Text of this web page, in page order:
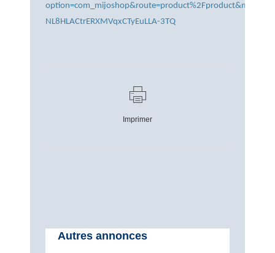
NL8HLACtrERXMVqxCTyEuLLA-3TQ
Imprimer
Autres annonces